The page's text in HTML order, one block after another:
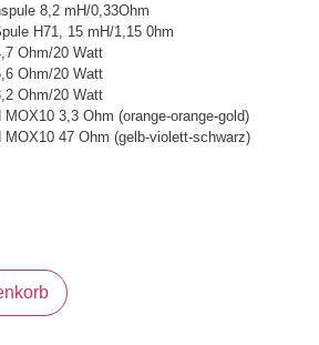
8,2 mH/0,33Ohm
H71, 15 mH/1,15 0hm
Ohm/20 Watt
Ohm/20 Watt
Ohm/20 Watt
3,3 Ohm (orange-orange-gold)
MOX10 47 Ohm (gelb-violett-schwarz)